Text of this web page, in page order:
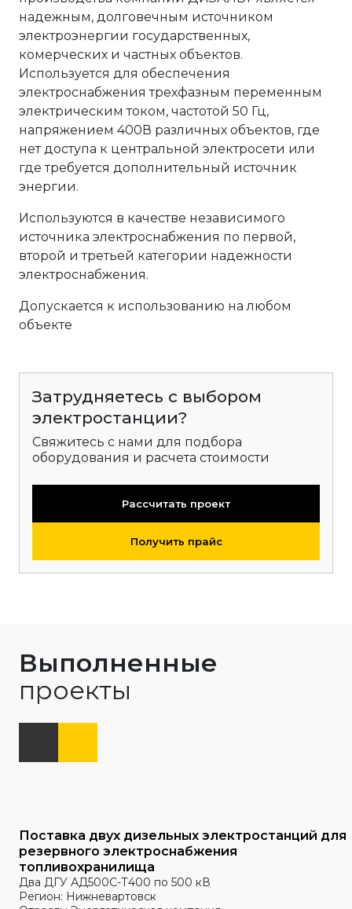
надежным, долговечным источником
электроэнергии государственных,
комерческих и частных объектов.
Используется для обеспечения
электроснабжения трехфазным переменным
электрическим током, частотой 50 Гц,
напряжением 400В различных объектов, где
нет доступа к центральной электросети или
где требуется дополнительный источник
энергии.
Используются в качестве независимого
источника электроснабжения по первой,
второй и третьей категории надежности
электроснабжения.
Допускается к использованию на любом
объекте
Затрудняетесь с выбором
электростанции?
Свяжитесь с нами для подбора
оборудования и расчета стоимости
Рассчитать проект
Получить прайс
Выполненные
проекты
Поставка двух дизельных электростанций для
резервного электроснабжения
топливохранилища
Два ДГУ АД500С-Т400 по 500 кВ
Регион: Нижневартовск